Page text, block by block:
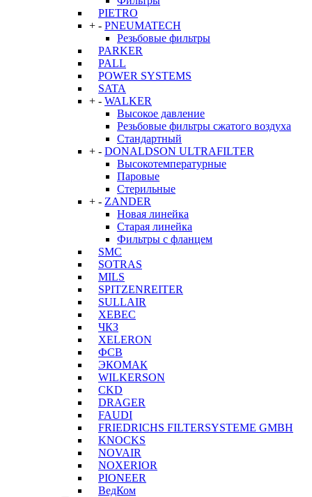
PIETRO
+ - PNEUMATECH
Резьбовые фильтры
PARKER
PALL
POWER SYSTEMS
SATA
+ - WALKER
Высокое давление
Резьбовые фильтры сжатого воздуха
Стандартный
+ - DONALDSON ULTRAFILTER
Высокотемпературные
Паровые
Стерильные
+ - ZANDER
Новая линейка
Старая линейка
Фильтры с фланцем
SMC
SOTRAS
MILS
SPITZENREITER
SULLAIR
XEBEC
ЧКЗ
XELERON
ФСВ
ЭКОМАК
WILKERSON
CKD
DRAGER
FAUDI
FRIEDRICHS FILTERSYSTEME GMBH
KNOCKS
NOVAIR
NOXERIOR
PIONEER
ВедКом